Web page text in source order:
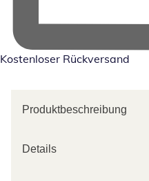
Kostenloser Rückversand
Produktbeschreibung
Details